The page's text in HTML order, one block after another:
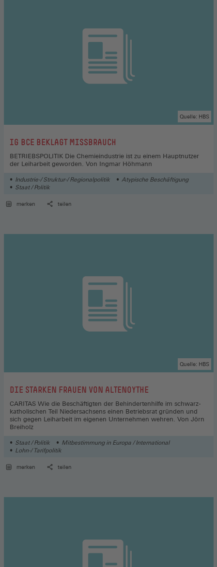
:IG BCE BEKLAGT MISSBRAUCH
Quelle: HBS
BETRIEBSPOLITIK Die Chemieindustrie ist zu einem Hauptnutzer
der Leiharbeit geworden. Von Ingmar Höhmann
Industrie-/ Struktur-/ Regionalpolitik
Atypische Beschäftigung
Staat / Politik
merken teilen
:DIE STARKEN FRAUEN VON ALTENOYTHE
Quelle: HBS
CARITAS Wie die Beschäftigten der Behindertenhilfe im schwarz-
katholischen Teil Niedersachsens einen Betriebsrat gründen und
sich gegen Leiharbeit im eigenen Unternehmen wehren. Von Jörn
Breiholz
Staat / Politik
Mitbestimmung in Europa / International
Lohn-/ Tarifpolitik
merken teilen